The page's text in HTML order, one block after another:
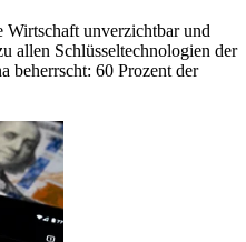
Wirtschaft unverzichtbar und
allen Schlüsseltechnologien der
60 Prozent der